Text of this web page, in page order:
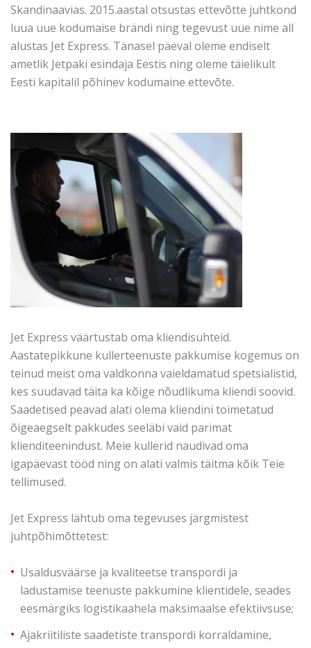
Skandinaavias. 2015.aastal otsustas ettevõtte juhtkond
luua uue kodumaise brändi ning tegevust uue nime all
alustas Jet Express. Tänasel päeval oleme endiselt
ametlik Jetpaki esindaja Eestis ning oleme täielikult
Eesti kapitalil põhinev kodumaine ettevõte.
Jet Express väärtustab oma kliendisuhteid.
Aastatepikkune kullerteenuste pakkumise kogemus on
teinud meist oma valdkonna vaieldamatud spetsialistid,
kes suudavad täita ka kõige nõudlikuma kliendi soovid.
Saadetised peavad alati olema kliendini toimetatud
õigeaegselt pakkudes seeläbi vaid parimat
klienditeenindust. Meie kullerid naudivad oma
igapäevast tööd ning on alati valmis täitma kõik Teie
tellimused.
Jet Express lähtub oma tegevuses järgmistest
juhtpõhimõttetest:
Usaldusväärse ja kvaliteetse transpordi ja
ladustamise teenuste pakkumine klientidele, seades
eesmärgiks logistikaahela maksimaalse efektiivsuse;
Ajakriitiliste saadetiste transpordi korraldamine,